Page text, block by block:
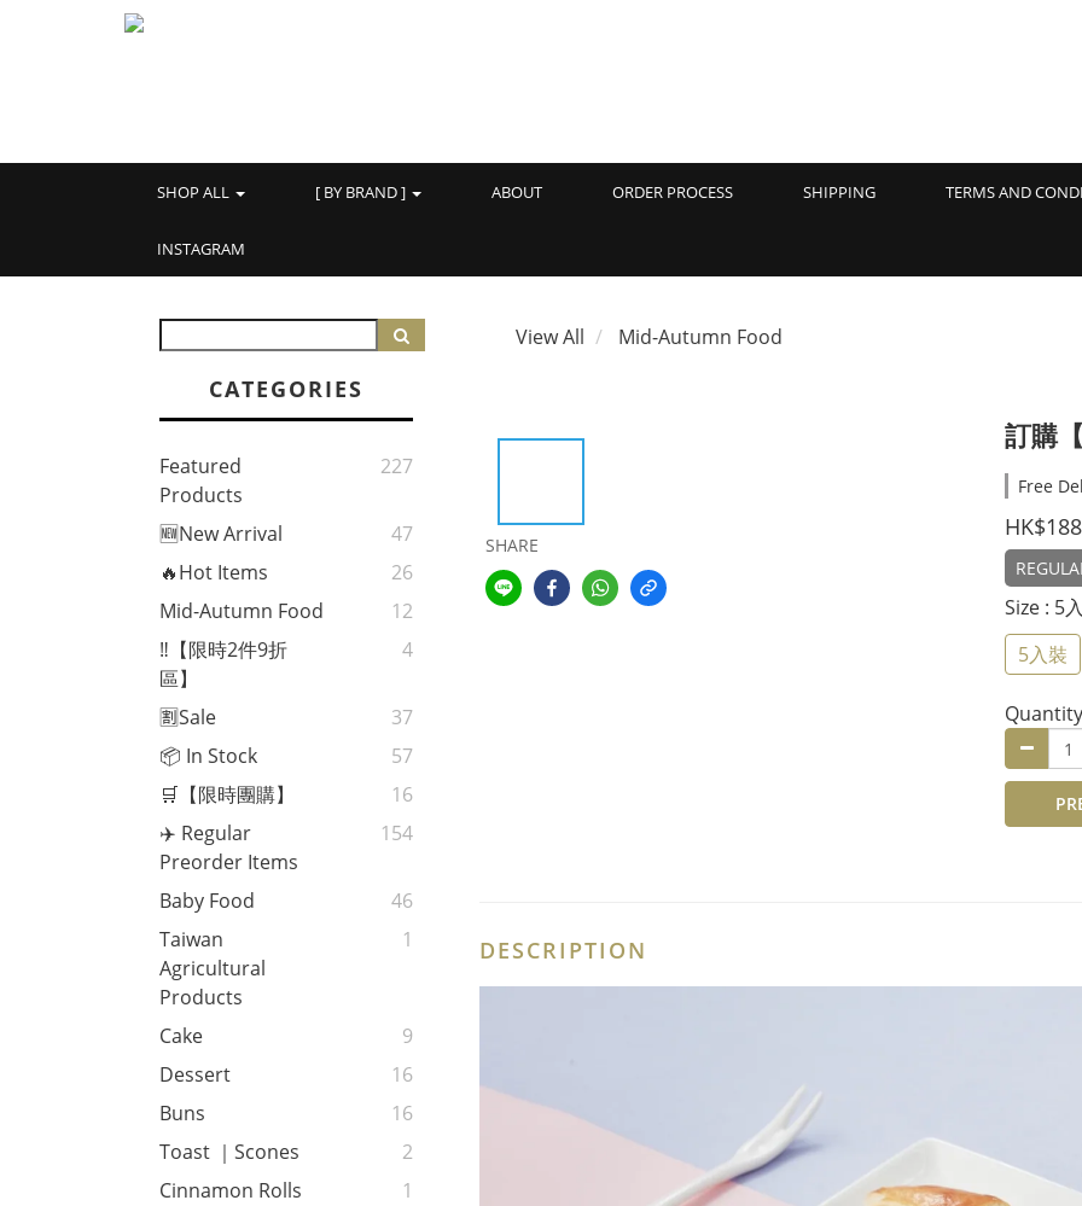
SHOP ALL [ BY BRAND ] ABOUT ORDER PROCESS SHIPPING TERMS AND
INSTAGRAM
CATEGORIES
Featured
Products
227
🆕New Arrival
47
🔥Hot Items
26
Mid-Autumn Food
12
‼️【限時2件9折
區】
4
🈹Sale
37
📦 In Stock
57
🛒【限時團購】
16
✈️ Regular
Preorder Items
154
Baby Food
46
Taiwan
Agricultural
Products
1
Cake
9
Dessert
16
Buns
16
Toast ｜Scones
2
Cinnamon Rolls
1
View All Mid-Autumn Food
SHARE
訂購
Free
Size : 5
5入裝
Quantity
DESCRIPTION